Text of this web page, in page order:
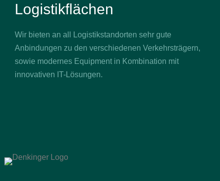
Logistikflächen
Wir bieten an all Logistikstandorten sehr gute
Anbindungen zu den verschiedenen Verkehrsträgern,
sowie modernes Equipment in Kombination mit
innovativen IT-Lösungen.